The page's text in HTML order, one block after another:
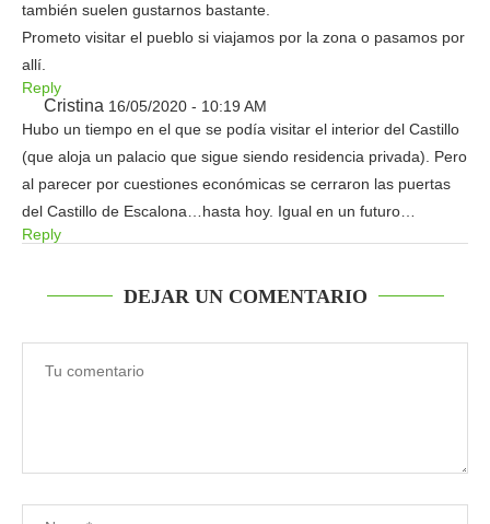
también suelen gustarnos bastante.
Prometo visitar el pueblo si viajamos por la zona o pasamos por
allí.
Reply
Cristina 16/05/2020 - 10:19 AM
Hubo un tiempo en el que se podía visitar el interior del Castillo
(que aloja un palacio que sigue siendo residencia privada). Pero
al parecer por cuestiones económicas se cerraron las puertas
del Castillo de Escalona…hasta hoy. Igual en un futuro…
Reply
DEJAR UN COMENTARIO